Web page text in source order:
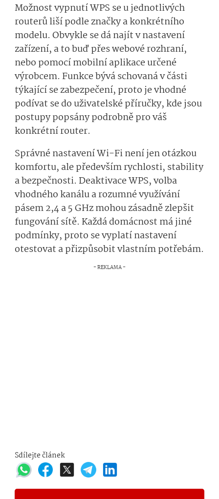
Možnost vypnutí WPS se u jednotlivých
routerů liší podle značky a konkrétního
modelu. Obvykle se dá najít v nastavení
zařízení, a to buď přes webové rozhraní,
nebo pomocí mobilní aplikace určené
výrobcem. Funkce bývá schovaná v části
týkající se zabezpečení, proto je vhodné
podívat se do uživatelské příručky, kde jsou
postupy popsány podrobně pro váš
konkrétní router.
Správné nastavení Wi-Fi není jen otázkou
komfortu, ale především rychlosti, stability
a bezpečnosti. Deaktivace WPS, volba
vhodného kanálu a rozumné využívání
pásem 2,4 a 5 GHz mohou zásadně zlepšit
fungování sítě. Každá domácnost má jiné
podmínky, proto se vyplatí nastavení
otestovat a přizpůsobit vlastním potřebám.
Sdílejte článek